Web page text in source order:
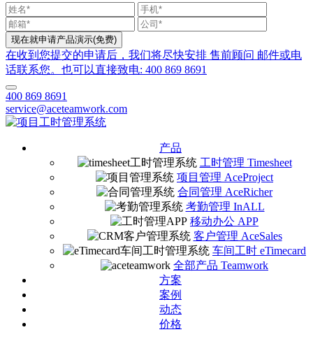
在收到您提交的申请后，我们将尽快安排 售前顾问 邮件或电
话联系您。也可以直接致电: 400 869 8691
400 869 8691
service@aceteamwork.com
产品
工时管理 Timesheet
项目管理 AceProject
合同管理 AceRicher
考勤管理 InALL
移动办公 APP
客户管理 AceSales
车间工时 eTimecard
全部产品 Teamwork
方案
案例
动态
价格